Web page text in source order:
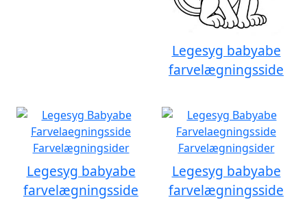
Legesyg babyabe
farvelægningsside
Legesyg babyabe
farvelægningsside
Legesyg babyabe
farvelægningsside